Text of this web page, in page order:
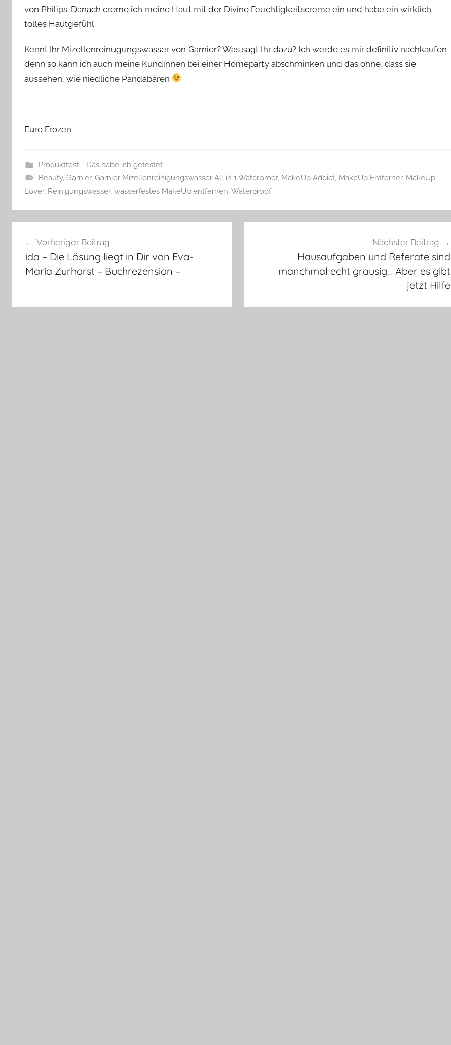
von Philips. Danach creme ich meine Haut mit der Divine Feuchtigkeitscreme ein und habe ein wirklich
tolles Hautgefühl.
Kennt Ihr Mizellenreinugungswasser von Garnier? Was sagt Ihr dazu? Ich werde es mir definitiv nachkaufen
denn so kann ich auch meine Kundinnen bei einer Homeparty abschminken und das ohne, dass sie
aussehen, wie niedliche Pandabären
Eure Frozen
Produkttest - Das habe ich getestet
Beauty, Garnier, Garnier Mizellenreinigungswasser All in 1 Waterproof, MakeUp Addict, MakeUp Entferner, MakeUp
Lover, Reinigungswasser, wasserfestes MakeUp entfernen,Waterproof
Vorheriger Beitrag
ida – Die Lösung liegt in Dir von Eva-
Maria Zurhorst – Buchrezension –
Nächster Beitrag
Hausaufgaben und Referate sind
manchmal echt grausig… Aber es gibt
jetzt Hilfe